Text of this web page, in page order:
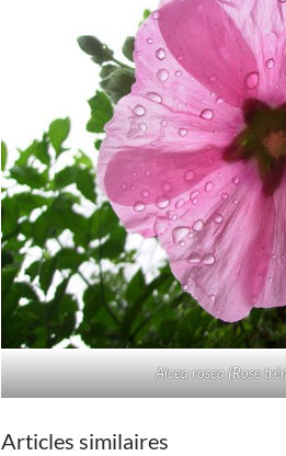
Alcea rosea (Rose
Articles similaires